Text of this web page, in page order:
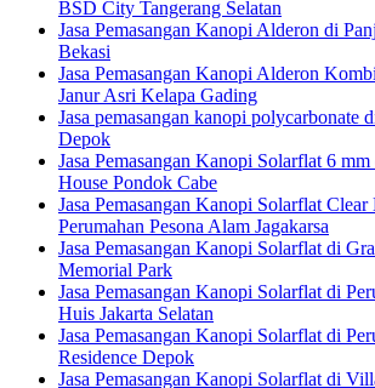
BSD City Tangerang Selatan
Jasa Pemasangan Kanopi Alderon di
Bekasi
Jasa Pemasangan Kanopi Alderon
Janur Asri Kelapa Gading
Jasa pemasangan kanopi polycarbonate
Depok
Jasa Pemasangan Kanopi Solarflat 6
House Pondok Cabe
Jasa Pemasangan Kanopi Solarflat Clear
Perumahan Pesona Alam Jagakarsa
Jasa Pemasangan Kanopi Solarflat di
Memorial Park
Jasa Pemasangan Kanopi Solarflat di
Huis Jakarta Selatan
Jasa Pemasangan Kanopi Solarflat di
Residence Depok
Jasa Pemasangan Kanopi Solarflat di